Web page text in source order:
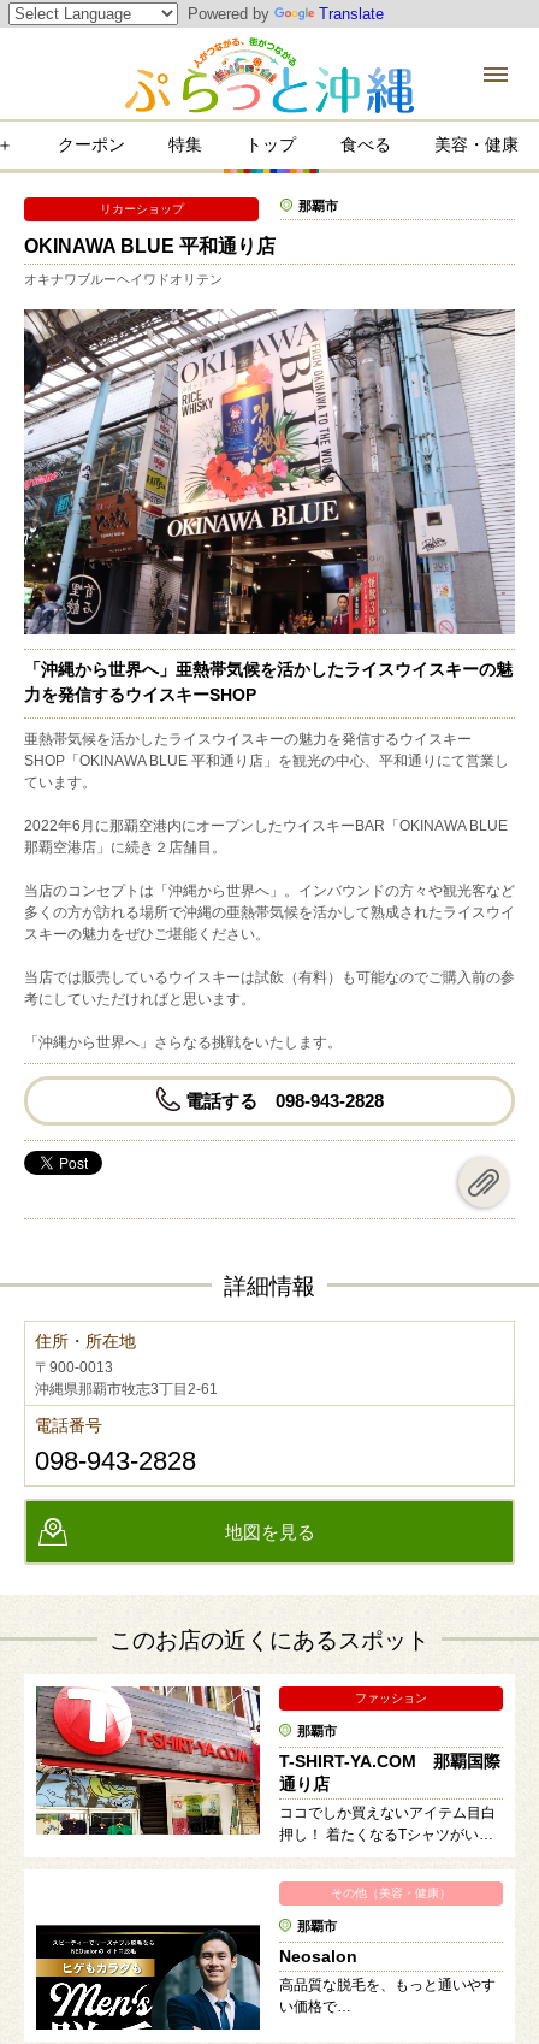
Powered by Translate
クーポン 特集 トップ 食べる 美容・健康
リカーショップ 那覇市
OKINAWA BLUE 平和通り店
オキナワブルーヘイワドオリテン
「沖縄から世界へ」亜熱帯気候を活かしたライスウイスキーの魅
力を発信するウイスキーSHOP
亜熱帯気候を活かしたライスウイスキーの魅力を発信するウイスキー
SHOP「OKINAWA BLUE 平和通り店」を観光の中心、平和通りにて営業し
ています。
2022年6月に那覇空港内にオープンしたウイスキーBAR「OKINAWA BLUE
那覇空港店」に続き２店舗目。
当店のコンセプトは「沖縄から世界へ」。インバウンドの方々や観光客など
多くの方が訪れる場所で沖縄の亜熱帯気候を活かして熟成されたライスウイ
スキーの魅力をぜひご堪能ください。
当店では販売しているウイスキーは試飲（有料）も可能なのでご購入前の参
考にしていただければと思います。
「沖縄から世界へ」さらなる挑戦をいたします。
電話する 098-943-2828
詳細情報
住所・所在地
〒900-0013
沖縄県那覇市牧志3丁目2-61
電話番号
098-943-2828
地図を見る
このお店の近くにあるスポット
ファッション
那覇市
T-SHIRT-YA.COM 那覇国際
通り店
ココでしか買えないアイテム目白
押し！ 着たくなるTシャツがいっ
ぱい！！
その他（美容・健康）
那覇市
Neosalon
高品質な脱毛を、もっと通いやす
い価格で…